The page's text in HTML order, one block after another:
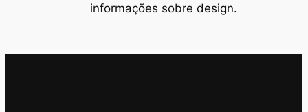
informações sobre design.